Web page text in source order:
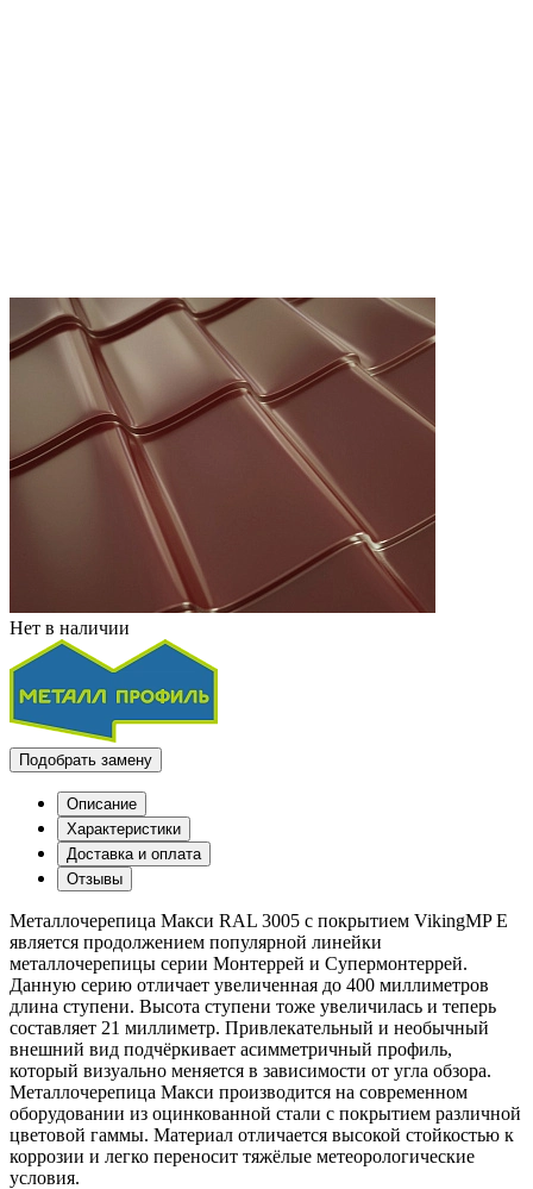
Нет в наличии
Подобрать замену
Описание
Характеристики
Доставка и оплата
Отзывы
Металлочерепица Макси RAL 3005 с покрытием VikingMP E
является продолжением популярной линейки
металлочерепицы серии Монтеррей и Супермонтеррей.
Данную серию отличает увеличенная до 400 миллиметров
длина ступени. Высота ступени тоже увеличилась и теперь
составляет 21 миллиметр. Привлекательный и необычный
внешний вид подчёркивает асимметричный профиль,
который визуально меняется в зависимости от угла обзора.
Металлочерепица Макси производится на современном
оборудовании из оцинкованной стали с покрытием различной
цветовой гаммы. Материал отличается высокой стойкостью к
коррозии и легко переносит тяжёлые метеорологические
условия.